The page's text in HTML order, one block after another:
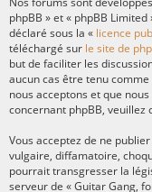
phpBB » et « phpBB
déclaré sous la « licence
téléchargé sur le site de
but de faciliter les
aucun cas être tenu
nous acceptons et que
concernant phpBB, veuillez
Vous acceptez de ne
vulgaire, diffamatoire,
pourrait transgresser la
serveur de « Guitar Gang,